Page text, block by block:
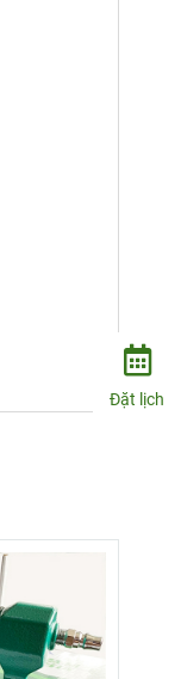
Đặt lịch